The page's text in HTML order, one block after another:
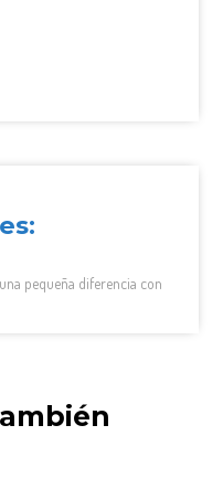
pequeña diferencia con